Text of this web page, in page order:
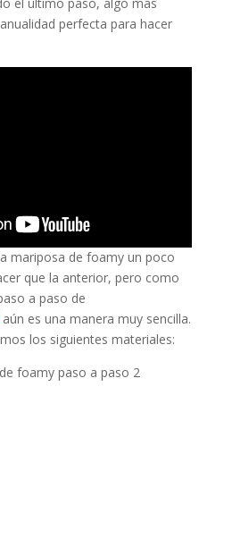
perfecta para hacer
mariposa de foamy un poco
que la anterior, pero como
a paso de
aún es una manera muy sencilla.
los siguientes materiales: